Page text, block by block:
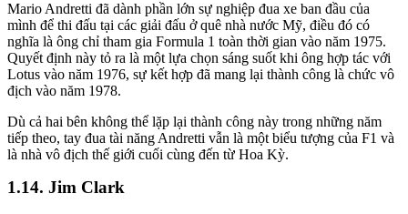
Mario Andretti đã dành phần lớn sự nghiệp đua xe ban đầu của
mình để thi đấu tại các giải đấu ở quê nhà nước Mỹ, điều đó có
nghĩa là ông chỉ tham gia Formula 1 toàn thời gian vào năm 1975.
Quyết định này tỏ ra là một lựa chọn sáng suốt khi ông hợp tác với
Lotus vào năm 1976, sự kết hợp đã mang lại thành công là chức vô
địch vào năm 1978.
Dù cả hai bên không thể lặp lại thành công này trong những năm
tiếp theo, tay đua tài năng Andretti vẫn là một biểu tượng của F1 và
là nhà vô địch thế giới cuối cùng đến từ Hoa Kỳ.
Jim Clark